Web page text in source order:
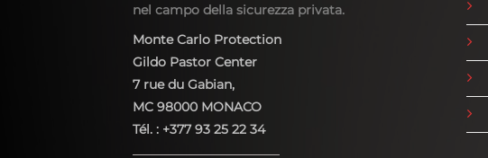
nel campo della sicurezza privata.
Monte Carlo Protection
Gildo Pastor Center
7 rue du Gabian,
MC 98000 MONACO
Tél. : +377 93 25 22 34